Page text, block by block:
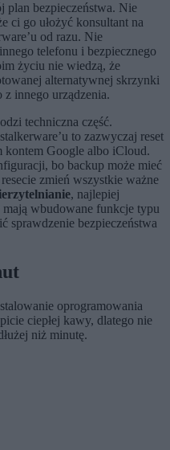
plan bezpieczeństwa. Nie
ci go ułożyć konsultant na
od razu. Nie
telefonu i bezpiecznego
życiu nie wiedzą, że
alternatywnej skrzynki
z innego urządzenia.
techniczna część.
to zazwyczaj reset
kontem Google albo iCloud.
bo backup może mieć
zmień wszystkie ważne
, najlepiej
wbudowane funkcje typu
sprawdzenie bezpieczeństwa
oprogramowania
ciepłej kawy, dlatego nie
niż minutę.